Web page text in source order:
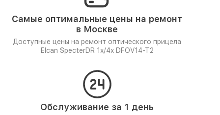
Самые оптимальные цены на ремонт
в Москве
Доступные цены на ремонт оптического прицела
Elcan SpecterDR 1x/4x DFOV14-T2
Обслуживание за 1 день